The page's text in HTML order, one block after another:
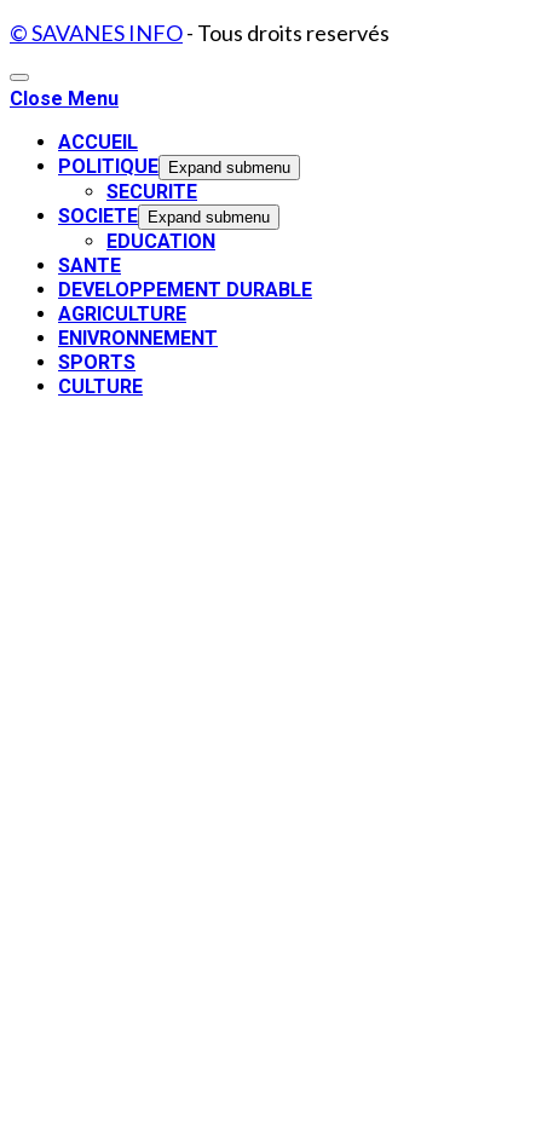
© SAVANES INFO- Tous droits reservés
Close Menu
ACCUEIL
POLITIQUE
Expand submenu
SECURITE
SOCIETE
Expand submenu
EDUCATION
SANTE
DEVELOPPEMENT DURABLE
AGRICULTURE
ENIVRONNEMENT
SPORTS
CULTURE